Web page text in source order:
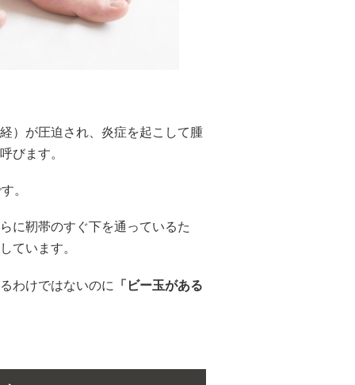
）が圧迫され、炎症を起こして腫
びます。
。
に靭帯のすぐ下を通っているた
ています。
わけではないのに 「ビー玉がある